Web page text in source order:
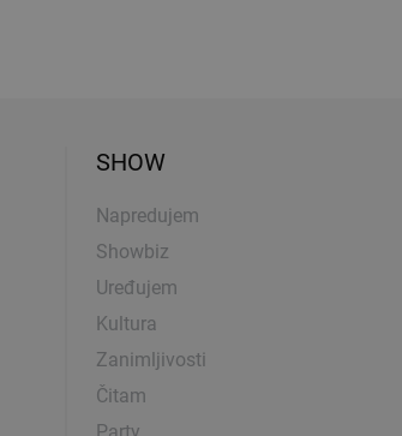
SHOW
Napredujem
Showbiz
Uređujem
Kultura
Zanimljivosti
Čitam